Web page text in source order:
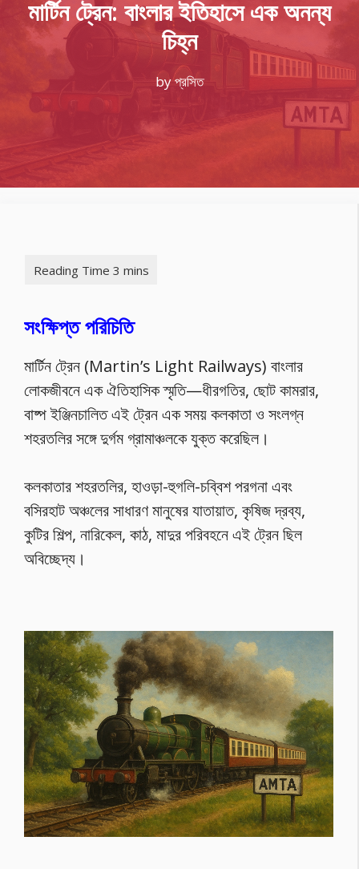
মার্টিন ট্রেন: বাংলার ইতিহাসে এক অনন্য
চিহ্ন
byপ্রসিত
সংক্ষিপ্ত পরিচিতি
মার্টিন ট্রেন (Martin’s Light Railways) বাংলার
লোকজীবনে এক ঐতিহাসিক স্মৃতি—ধীরগতির, ছোট কামরার,
বাষ্প ইঞ্জিনচালিত এই ট্রেন এক সময় কলকাতা ও সংলগ্ন
শহরতলির সঙ্গে দুর্গম গ্রামাঞ্চলকে যুক্ত করেছিল।
কলকাতার শহরতলির, হাওড়া-হুগলি-চব্বিশ পরগনা এবং
বসিরহাট অঞ্চলের সাধারণ মানুষের যাতায়াত, কৃষিজ দ্রব্য,
কুটির শিল্প, নারিকেল, কাঠ, মাদুর পরিবহনে এই ট্রেন ছিল
অবিচ্ছেদ্য।